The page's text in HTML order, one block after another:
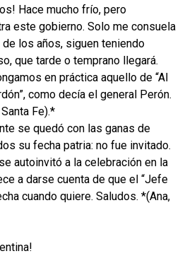
Hace mucho frío, pero
este gobierno. Solo me consuela
los años, siguen teniendo
que tarde o temprano llegará.
en práctica aquello de “Al
como decía el general Perón.
Fe).*
se quedó con las ganas de
su fecha patria: no fue invitado.
autoinvitó a la celebración en la
a darse cuenta de que el “Jefe
cuando quiere. Saludos. *(Ana,